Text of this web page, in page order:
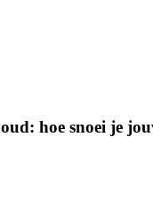
hoe snoei je